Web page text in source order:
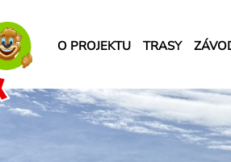
O PROJEKTU TRASY